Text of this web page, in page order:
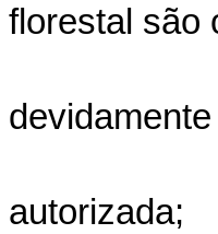
florestal são
autorizada;